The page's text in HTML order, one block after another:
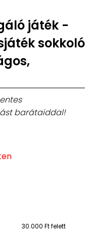
játék -
sokkoló
barátaiddal!
30.000 Ft felett